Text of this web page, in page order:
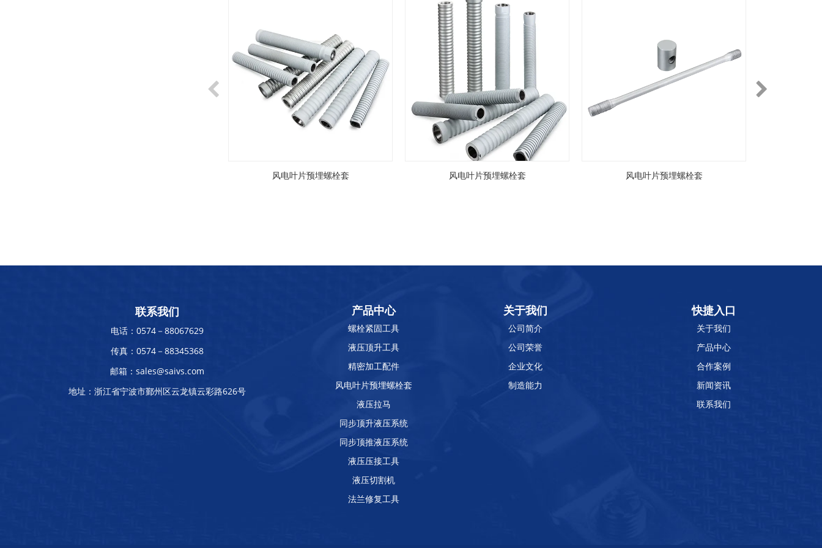
风电叶片预埋螺栓套 风电叶片预埋螺栓套 风电叶片预埋螺栓套
联系我们
电话：0574－88067629
传真：0574－88345368
邮箱：sales@saivs.com
地址：浙江省宁波市鄞州区云龙镇云彩路626号
产品中心
螺栓紧固工具
液压顶升工具
精密加工配件
风电叶片预埋螺栓套
液压拉马
同步顶升液压系统
同步顶推液压系统
液压压接工具
液压切割机
法兰修复工具
关于我们
公司简介
公司荣誉
企业文化
制造能力
快捷入口
关于我们
产品中心
合作案例
新闻资讯
联系我们